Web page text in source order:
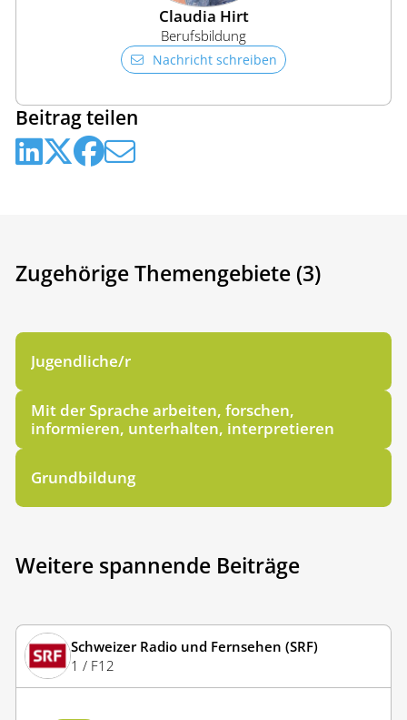
Claudia Hirt
Berufsbildung
Nachricht schreiben
Beitrag teilen
Zugehörige Themengebiete (3)
Jugendliche/r
Mit der Sprache arbeiten, forschen,
informieren, unterhalten, interpretieren
Grundbildung
Weitere spannende Beiträge
Schweizer Radio und Fernsehen (SRF)
1 / F12